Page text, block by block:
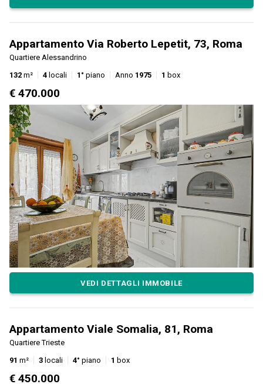
Appartamento Via Roberto Lepetit, 73, Roma
Quartiere Alessandrino
132 m² 4 locali 1° piano Anno 1975 1 box
€ 470.000
VEDI DETTAGLI IMMOBILE
Appartamento Viale Somalia, 81, Roma
Quartiere Trieste
91 m² 3 locali 4° piano 1 box
€ 450.000